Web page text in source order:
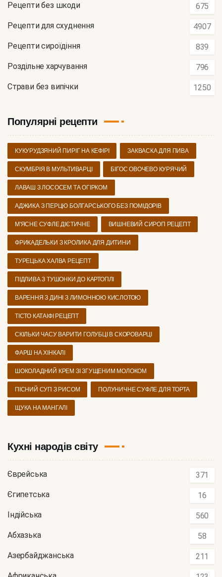
Рецепти без шкоди 675
Рецепти для схуднення 4907
Рецепти сироїдіння 839
Роздільне харчування 796
Страви без випічки 1250
Популярні рецепти
КУКУРУДЗЯНИЙ ПИРІГ НА КЕФІРІ ЗАКВАСКА ДЛЯ ПИВА
СКУМБРІЯ В МУЛЬТИВАРЦІ БІГОС ОВОЧЕВО КУРЯЧИЙ
ЛАВАШ З ЛОСОСЕМ ТА ОГІРКОМ
АДЖИКА З ПЕРЦЮ БОЛГАРСЬКОГО БЕЗ ПОМІДОРІВ
М'ЯСНЕ СУФЛЕ ДІЄТИЧНЕ ВИШНЕВИЙ СИРОП РЕЦЕПТ
ФРИКАДЕЛЬКИ З КРОЛИКА ДЛЯ ДИТИНИ
ТУРЕЦЬКА ХАЛВА РЕЦЕПТ
ПІДЛИВА З ТУШОНКИ ДО КАРТОПЛІ
ВАРЕННЯ З ДИНІ З ЛИМОННОЮ КИСЛОТОЮ
ТІСТО КАТАІФІ РЕЦЕПТ
СКІЛЬКИ ЧАСУ ВАРИТИ ГОЛУБЦІ В СКОРОВАРЦІ
ФАРШ НА ХІНКАЛІ
ШОКОЛАДНИЙ КРЕМ ЗІ ЗГУЩЕНИМ МОЛОКОМ
ПІСНИЙ СУП З РИСОМ ПОЛУНИЧНЕ СУФЛЕ ДЛЯ ТОРТА
ЩУКА НА МАНГАЛІ
Кухні народів світу
Єврейська 371
Єгипетська 16
Індійська 560
Абхазька 58
Азербайджанська 211